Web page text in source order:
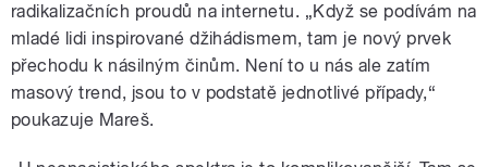
radikalizačních proudů na internetu. „Když se podívám na
mladé lidi inspirované džihádismem, tam je nový prvek
přechodu k násilným činům. Není to u nás ale zatím
masový trend, jsou to v podstatě jednotlivé případy,“
poukazuje Mareš.